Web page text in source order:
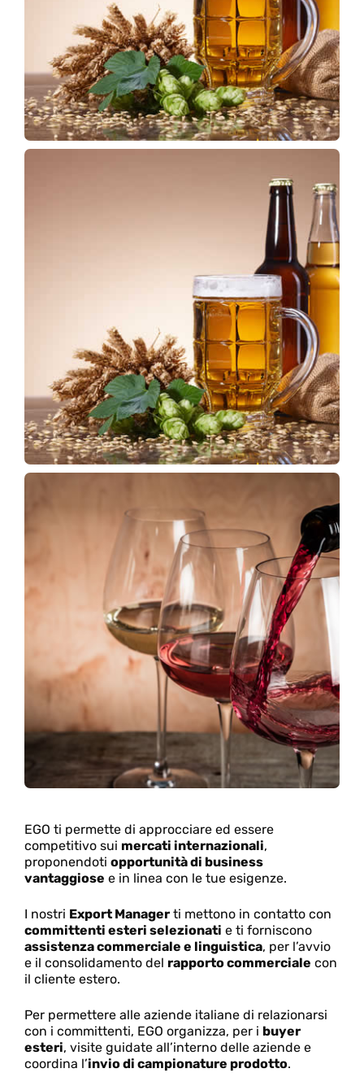
EGO ti permette di approcciare ed essere
competitivo sui mercati internazionali,
proponendoti opportunità di business
vantaggiose e in linea con le tue esigenze.
I nostri Export Manager ti mettono in contatto con
committenti esteri selezionati e ti forniscono
assistenza commerciale e linguistica, per l’avvio
e il consolidamento del rapporto commerciale con
il cliente estero.
Per permettere alle aziende italiane di relazionarsi
con i committenti, EGO organizza, per i buyer
esteri, visite guidate all’interno delle aziende e
coordina l’invio di campionature prodotto.